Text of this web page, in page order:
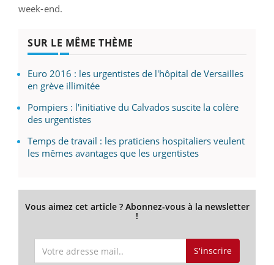
week-end.
SUR LE MÊME THÈME
Euro 2016 : les urgentistes de l'hôpital de Versailles
en grève illimitée
Pompiers : l'initiative du Calvados suscite la colère
des urgentistes
Temps de travail : les praticiens hospitaliers veulent
les mêmes avantages que les urgentistes
Vous aimez cet article ? Abonnez-vous à la newsletter
!
S'inscrire